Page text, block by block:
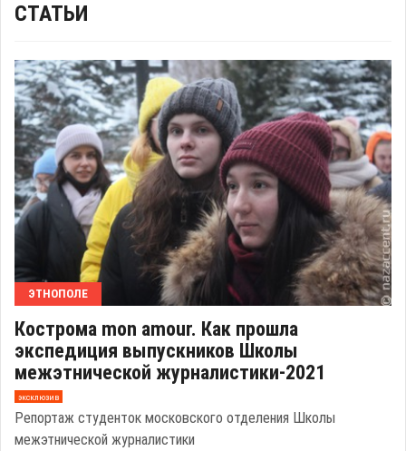
СТАТЬИ
ЭТНОПОЛЕ
Кострома mon amour. Как прошла
экспедиция выпускников Школы
межэтнической журналистики-2021
эксклюзив
Репортаж студенток московского отделения Школы
межэтнической журналистики